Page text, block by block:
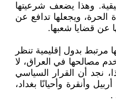
وهذا يضعف شرعيتها
الحرة، ويجعلها تدافع عن
عن قضايا شعبها.
مرتبط بدول إقليمية تنظر
مصالحها في العراق، لا
نجد أن القرار السياسي
وأنقرة وأحيانًا بغداد،
.